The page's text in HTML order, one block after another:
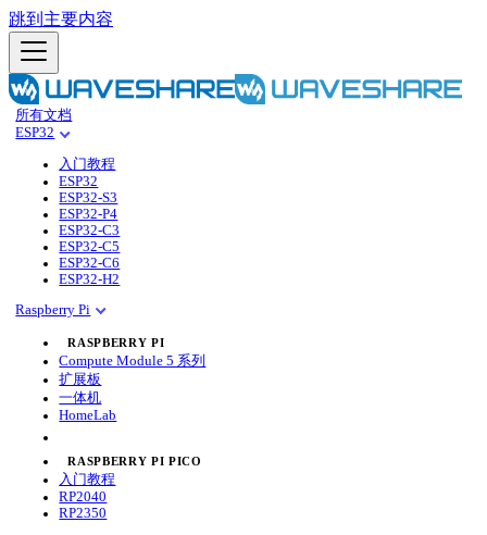
跳到主要内容
所有文档
ESP32
入门教程
ESP32
ESP32-S3
ESP32-P4
ESP32-C3
ESP32-C5
ESP32-C6
ESP32-H2
Raspberry Pi
RASPBERRY PI
Compute Module 5 系列
扩展板
一体机
HomeLab
RASPBERRY PI PICO
入门教程
RP2040
RP2350